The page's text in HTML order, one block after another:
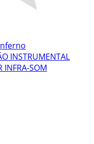
INSTRUMENTAL
INFRA-SOM